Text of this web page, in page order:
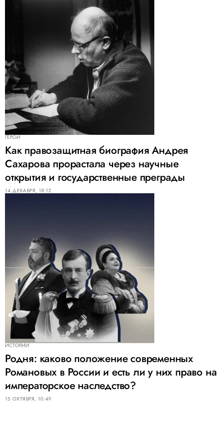
ГЕРОИ
Как правозащитная биография Андрея
Сахарова прорастала через научные
открытия и государственные преграды
14 ДЕКАБРЯ, 18:12
ИСТОРИИ
Родня: каково положение современных
Романовых в России и есть ли у них право на
императорское наследство?
15 ОКТЯБРЯ, 10:49